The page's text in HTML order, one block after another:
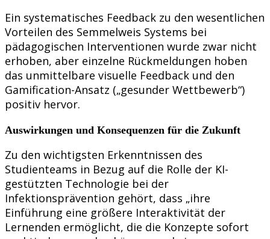
Ein systematisches Feedback zu den wesentlichen
Vorteilen des Semmelweis Systems bei
pädagogischen Interventionen wurde zwar nicht
erhoben, aber einzelne Rückmeldungen hoben
das unmittelbare visuelle Feedback und den
Gamification-Ansatz („gesunder Wettbewerb“)
positiv hervor.
Auswirkungen und Konsequenzen für die Zukunft
Zu den wichtigsten Erkenntnissen des
Studienteams in Bezug auf die Rolle der KI-
gestützten Technologie bei der
Infektionsprävention gehört, dass „ihre
Einführung eine größere Interaktivität der
Lernenden ermöglicht, die die Konzepte sofort